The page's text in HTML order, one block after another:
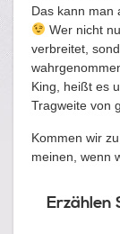
Das kann man
Wer nicht
verbreitet,
King, heißt es
Tragweite von
Kommen wir
meinen, wenn
Erzählen